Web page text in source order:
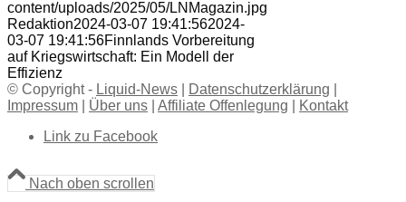
content/uploads/2025/05/LNMagazin.jpg
Redaktion2024-03-07 19:41:562024-
03-07 19:41:56Finnlands Vorbereitung
auf Kriegswirtschaft: Ein Modell der
Effizienz
© Copyright - Liquid-News Datenschutzerklärung
Impressum
Über uns Affiliate Offenlegung
Kontakt
Link zu Facebook
Nach oben scrollen